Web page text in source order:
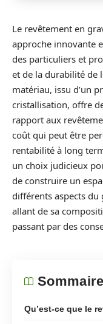
Le revêtement en
approche innovante
des particuliers et
et de la durabilité de
matériau, issu d’un
cristallisation, offre
rapport aux
coût qui peut être
rentabilité à long
un choix judicieux
de construire un
différents aspects du
allant de sa
passant par des
Sommaire
Qu’est-ce que le